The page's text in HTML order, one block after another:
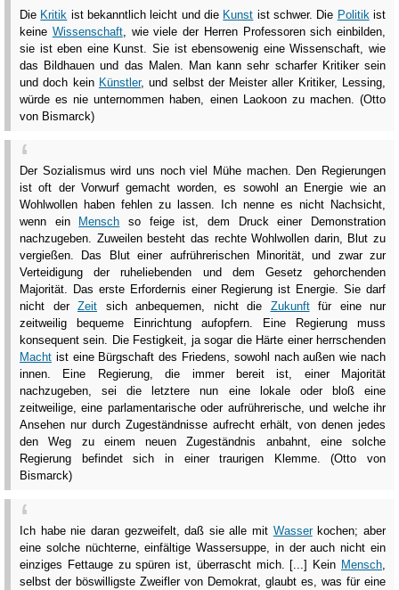
Die Kritik ist bekanntlich leicht und die Kunst ist schwer. Die Politikist
keine Wissenschaft, wie viele der Herren Professoren sich einbilden,
sie ist eben eine Kunst. Sie ist ebensowenig eine Wissenschaft, wie
das Bildhauen und das Malen. Man kann sehr scharfer Kritiker sein
und doch kein Künstler, und selbst der Meister aller Kritiker, Lessing,
würde es nie unternommen haben, einen Laokoon zu machen. (Otto
von Bismarck)
Der Sozialismus wird uns noch viel Mühe machen. Den Regierungen
ist oft der Vorwurf gemacht worden, es sowohl an Energie wie an
Wohlwollen haben fehlen zu lassen. Ich nenne es nicht Nachsicht,
wenn ein
Mensch so feige ist, dem Druck einer Demonstration
nachzugeben. Zuweilen besteht das rechte Wohlwollen darin, Blut zu
vergießen. Das Blut einer aufrührerischen Minorität, und zwar zur
Verteidigung der ruheliebenden und dem Gesetz gehorchenden
Majorität. Das erste Erfordernis einer Regierung ist Energie. Sie darf
nicht der Zeit sich anbequemen, nicht die Zukunftfür eine nur
zeitweilig bequeme Einrichtung aufopfern. Eine Regierung muss
konsequent sein. Die Festigkeit, ja sogar die Härte einer herrschenden
Macht ist eine Bürgschaft des Friedens, sowohl nach außen wie nach
innen. Eine Regierung, die immer bereit ist, einer Majorität
nachzugeben, sei die letztere nun eine lokale oder bloß eine
zeitweilige, eine parlamentarische oder aufrührerische, und welche ihr
Ansehen nur durch Zugeständnisse aufrecht erhält, von denen jedes
den Weg zu einem neuen Zugeständnis anbahnt, eine solche
Regierung befindet sich in einer traurigen Klemme. (Otto von
Bismarck)
Ich habe nie daran gezweifelt, daß sie alle mit Wasserkochen; aber
eine solche nüchterne, einfältige Wassersuppe, in der auch nicht ein
einziges Fettauge zu spüren ist, überrascht mich. [...] Kein Mensch
selbst der böswilligste Zweifler von Demokrat, glaubt es, was für eine